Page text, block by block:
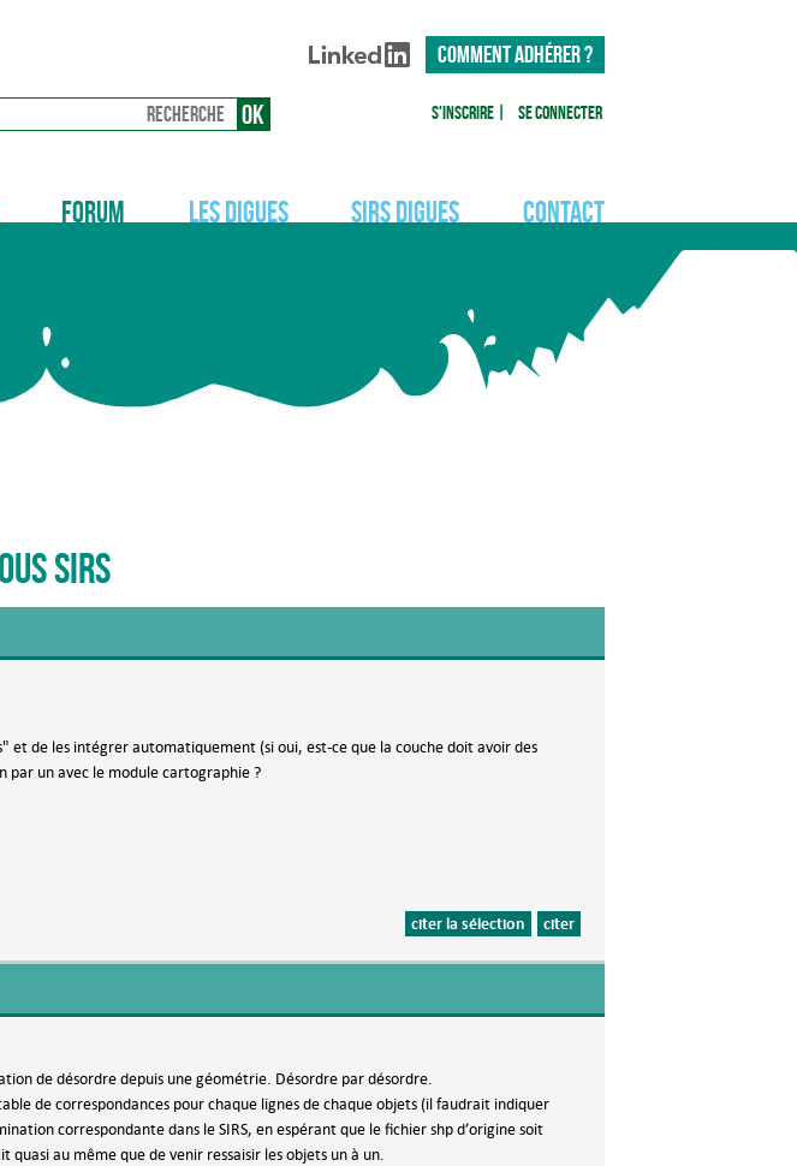
COMMENT ADHÉRER ?
S'inscrire Se connecter
Forum Les digues SIRS Digues Contact
SIRS
et de les intégrer automatiquement (si oui, est-ce que la couche doit avoir des
par un avec le module cartographie ?
citer
citer la sélection
de désordre depuis une géométrie. Désordre par désordre.
de correspondances pour chaque lignes de chaque objets (il faudrait indiquer
correspondante dans le SIRS, en espérant que le fichier shp d’origine soit
au même que de venir ressaisir les objets un à un.